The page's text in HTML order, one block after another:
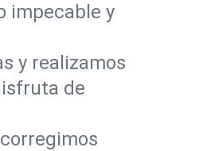
impecable y
y realizamos
de